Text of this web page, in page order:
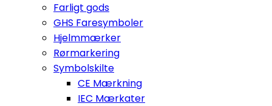
Farligt gods
GHS Faresymboler
Hjelmmærker
Rørmarkering
Symbolskilte
CE Mærkning
IEC Mærkater